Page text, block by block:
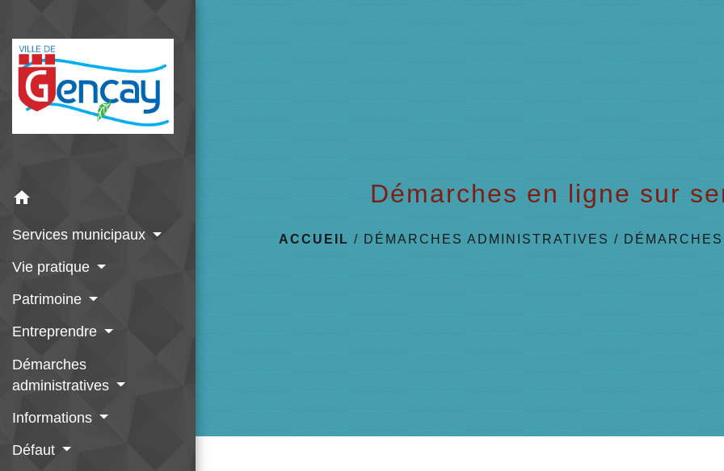
home
Services municipaux
Vie pratique
Patrimoine
Entreprendre
Démarches
administratives
Informations
Défaut
Démarches en ligne sur
ACCUEIL / DÉMARCHES ADMINISTRATIVES /